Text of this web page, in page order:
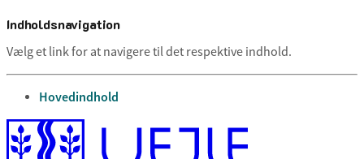
Indholdsnavigation
Vælg et link for at navigere til det respektive indhold.
gå til
Hovedindhold